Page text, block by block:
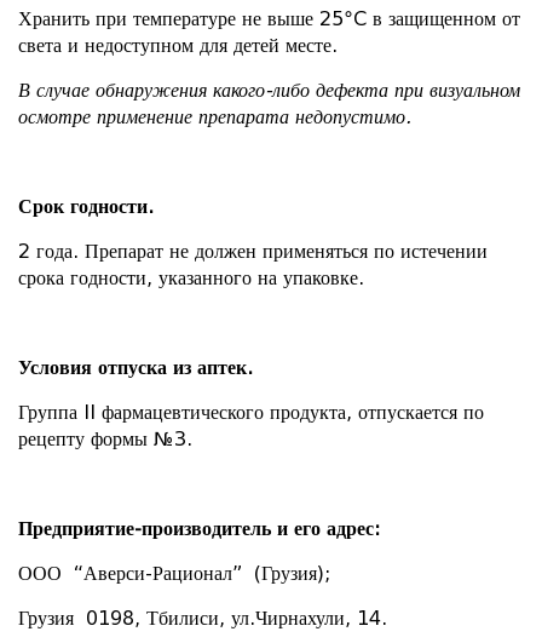
Хранить при температуре не выше 25ºC в защищенном от
света и недоступном для детей месте.
В случае обнаружения какого-либо дефекта при визуальном
осмотре применение препарата недопустимо.
Срок годности.
2 года. Препарат не должен применяться по истечении
срока годности, указанного на упаковке.
Условия отпуска из аптек.
Группа II фармацевтического продукта, отпускается по
рецепту формы №3.
Предприятие-производитель и его адрес:
ООО “Аверси-Рационал” (Грузия);
Грузия 0198, Тбилиси, ул.Чирнахули, 14.